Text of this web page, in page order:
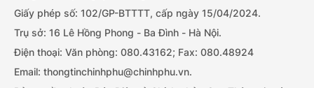
Giấy phép số: 102/GP-BTTTT, cấp ngày 15/04/2024.
Trụ sở: 16 Lê Hồng Phong - Ba Đình - Hà Nội.
Điện thoại: Văn phòng: 080.43162; Fax: 080.48924
Email: thongtinchinhphu@chinhphu.vn.